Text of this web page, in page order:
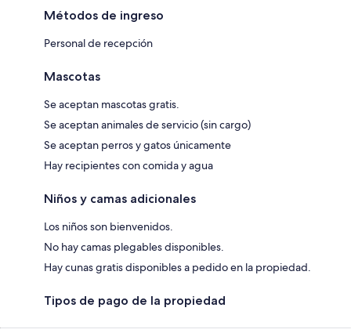
Métodos de ingreso
Personal de recepción
Mascotas
Se aceptan mascotas gratis.
Se aceptan animales de servicio (sin cargo)
Se aceptan perros y gatos únicamente
Hay recipientes con comida y agua
Niños y camas adicionales
Los niños son bienvenidos.
No hay camas plegables disponibles.
Hay cunas gratis disponibles a pedido en la propiedad.
Tipos de pago de la propiedad